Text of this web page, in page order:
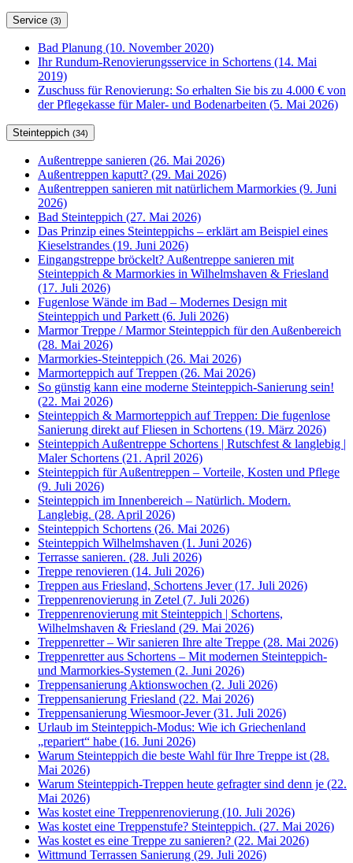
Service (3)
Bad Planung (10. November 2020)
Ihr Rundum-Renovierungsservice in Schortens (14. Mai
2019)
Zuschuss für Renovierung: So erhalten Sie bis zu 4.000 € von
der Pflegekasse für Maler- und Bodenarbeiten (5. Mai 2026)
Steinteppich (34)
Außentreppe sanieren (26. Mai 2026)
Außentreppen kaputt? (29. Mai 2026)
Außentreppen sanieren mit natürlichem Marmorkies (9. Juni
2026)
Bad Steinteppich (27. Mai 2026)
Das Prinzip eines Steinteppichs – erklärt am Beispiel eines
Kieselstrandes (19. Juni 2026)
Eingangstreppe bröckelt? Außentreppe sanieren mit
Steinteppich & Marmorkies in Wilhelmshaven & Friesland
(17. Juli 2026)
Fugenlose Wände im Bad – Modernes Design mit
Steinteppich und Parkett (6. Juli 2026)
Marmor Treppe / Marmor Steinteppich für den Außenbereich
(28. Mai 2026)
Marmorkies-Steinteppich (26. Mai 2026)
Marmorteppich auf Treppen (26. Mai 2026)
So günstig kann eine moderne Steinteppich-Sanierung sein!
(22. Mai 2026)
Steinteppich & Marmorteppich auf Treppen: Die fugenlose
Sanierung direkt auf Fliesen in Schortens (19. März 2026)
Steinteppich Außentreppe Schortens | Rutschfest & langlebig |
Maler Schortens (21. April 2026)
Steinteppich für Außentreppen – Vorteile, Kosten und Pflege
(9. Juli 2026)
Steinteppich im Innenbereich – Natürlich. Modern.
Langlebig. (28. April 2026)
Steinteppich Schortens (26. Mai 2026)
Steinteppich Wilhelmshaven (1. Juni 2026)
Terrasse sanieren. (28. Juli 2026)
Treppe renovieren (14. Juli 2026)
Treppen aus Friesland, Schortens Jever (17. Juli 2026)
Treppenrenovierung in Zetel (7. Juli 2026)
Treppenrenovierung mit Steinteppich | Schortens,
Wilhelmshaven & Friesland (29. Mai 2026)
Treppenretter – Wir sanieren Ihre alte Treppe (28. Mai 2026)
Treppenretter aus Schortens – Mit modernen Steinteppich-
und Marmorkies-Systemen (2. Juni 2026)
Treppensanierung Aktionswochen (2. Juli 2026)
Treppensanierung Friesland (22. Mai 2026)
Treppensanierung Wiesmoor-Jever (31. Juli 2026)
Urlaub im Steinteppich-Modus: Wie ich Griechenland
„repariert“ habe (16. Juni 2026)
Warum Steinteppich die beste Wahl für Ihre Treppe ist (28.
Mai 2026)
Warum Steinteppich-Treppen heute gefragter sind denn je (22.
Mai 2026)
Was kostet eine Treppenrenovierung (10. Juli 2026)
Was kostet eine Treppenstufe? Steinteppich. (27. Mai 2026)
Was kostet es eine Treppe zu sanieren? (22. Mai 2026)
Wittmund Terrassen Sanierung (29. Juli 2026)